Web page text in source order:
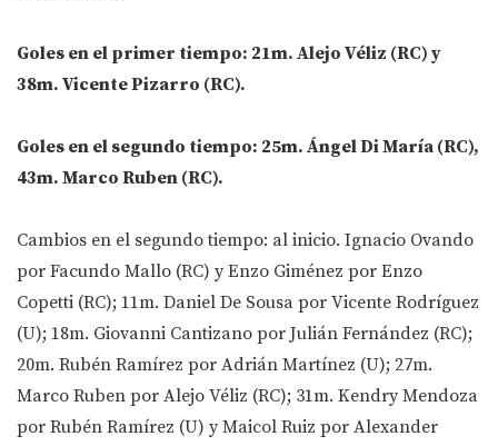
Goles en el primer tiempo: 21m. Alejo Véliz (RC) y
38m. Vicente Pizarro (RC).
Goles en el segundo tiempo: 25m. Ángel Di María (RC),
43m. Marco Ruben (RC).
Cambios en el segundo tiempo: al inicio. Ignacio Ovando
por Facundo Mallo (RC) y Enzo Giménez por Enzo
Copetti (RC); 11m. Daniel De Sousa por Vicente Rodríguez
(U); 18m. Giovanni Cantizano por Julián Fernández (RC);
20m. Rubén Ramírez por Adrián Martínez (U); 27m.
Marco Ruben por Alejo Véliz (RC); 31m. Kendry Mendoza
por Rubén Ramírez (U) y Maicol Ruiz por Alexander